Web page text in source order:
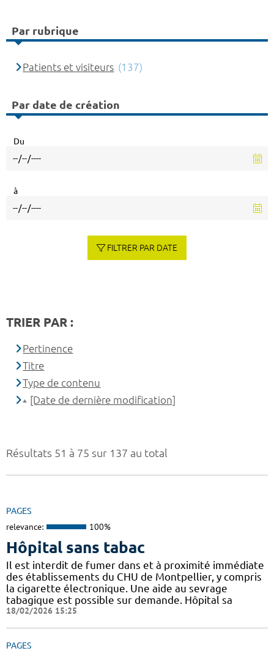
Résultats 51 à 75 sur 137 au total
PAGES
relevance: 100%
Hôpital sans tabac
Il est interdit de fumer dans et à proximité immédiate
des établissements du CHU de Montpellier, y compris
la cigarette électronique. Une aide au sevrage
tabagique est possible sur demande. Hôpital sa
18/02/2026 15:25
PAGES
Par rubrique
Patients et visiteurs (137)
Par date de création
Du
à
FILTRER PAR DATE
TRIER PAR :
Pertinence
Titre
Type de contenu
[Date de dernière modification]